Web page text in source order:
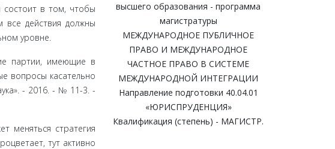
состоит в том, чтобы
все действия должны
уровне.
партии, имеющие в
вопросы касательно
- 2016. - № 11-3. -
меняться стратегия
тут активно
высшего образования - программа
магистратуры
МЕЖДУНАРОДНОЕ ПУБЛИЧНОЕ
ПРАВО И МЕЖДУНАРОДНОЕ
ЧАСТНОЕ ПРАВО В СИСТЕМЕ
МЕЖДУНАРОДНОЙ ИНТЕГРАЦИИ
Направление подготовки 40.04.01
«ЮРИСПРУДЕНЦИЯ»
Квалификация (степень) - МАГИСТР.